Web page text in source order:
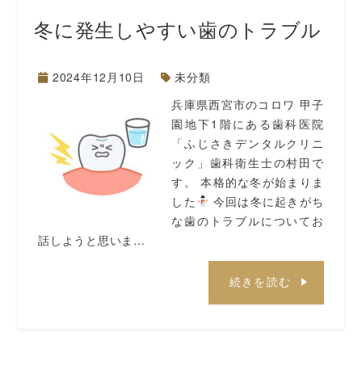
冬に発生しやすい歯のトラブル
2024年12月10日
未分類
兵庫県西宮市のコロワ 甲子
園地下1階にある歯科医院
「ふじさきデンタルクリニ
ック」歯科衛生士の村田で
す。 本格的な冬が始まりま
した
今回は冬に起きがち
な歯のトラブルについてお
話しようと思いま…
続きを読む